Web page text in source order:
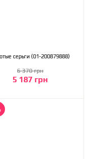
Золотые серьги (01-200879888)
5 187 грн
6 370 грн